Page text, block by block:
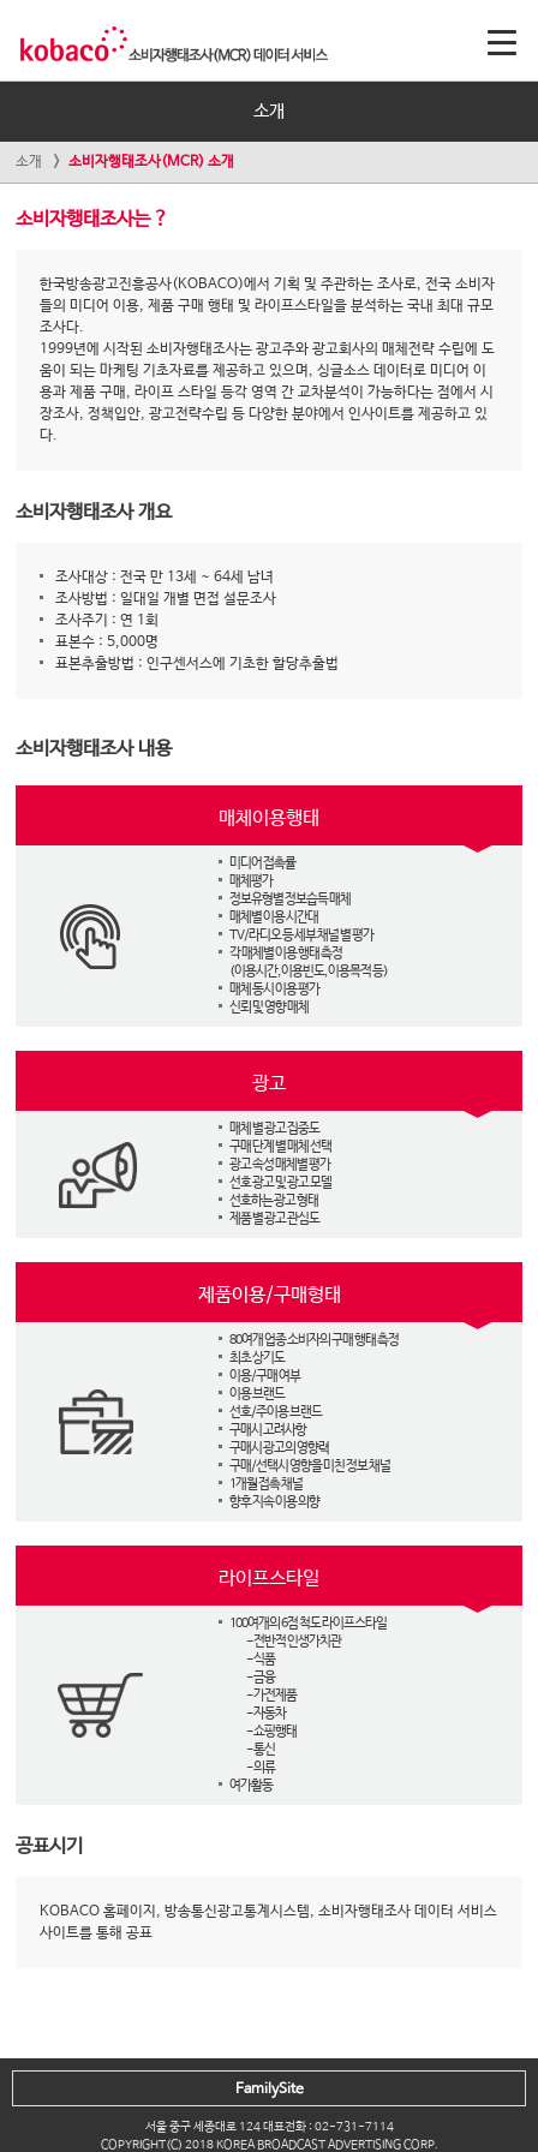
소개
소개 소비자행태조사(MCR) 소개
소비자행태조사는 ?
한국방송광고진흥공사(KOBACO)에서 기획 및 주관하는 조사로, 전국 소비자
들의 미디어 이용, 제품 구매 행태 및 라이프스타일을 분석하는 국내 최대 규모
조사다.
1999년에 시작된 소비자행태조사는 광고주와 광고회사의 매체전략 수립에 도
움이 되는 마케팅 기초자료를 제공하고 있으며, 싱글소스 데이터로 미디어 이
용과 제품 구매, 라이프 스타일 등각 영역 간 교차분석이 가능하다는 점에서 시
장조사, 정책입안, 광고전략수립 등 다양한 분야에서 인사이트를 제공하고 있
다.
소비자행태조사 개요
조사대상 : 전국 만 13세 ~ 64세 남녀
조사방법 : 일대일 개별 면접 설문조사
조사주기 : 연 1회
표본수 : 5,000명
표본추출방법 : 인구센서스에 기초한 할당추출법
소비자행태조사 내용
매체이용행태
미디어 접촉률
매체평가
정보유형별 정보습득 매체
매체별 이용 시간대
TV/라디오 등 세부 채널 별 평가
각 매체별 이용 행태 측정
(이용시간, 이용빈도, 이용목적 등)
매체 동시 이용 평가
신뢰 및 영향 매체
광고
매체 별 광고 집중도
구매 단계 별 매체 선택
광고 속성 매체별 평가
선호 광고 및 광고 모델
선호하는 광고 형태
제품 별 광고 관심도
제품이용/구매형태
80여개 업종 소비자의 구매 행태 측정
최초 상기도
이용/구매 여부
이용 브랜드
선호/주이용 브랜드
구매시 고려사항
구매시 광고의 영향력
구매/선택시 영향을 미친 정보 채널
1개월 접촉 채널
향후 지속 이용 의향
라이프스타일
100여개의 6점 척도 라이프스타일
- 전반적 인생가치관
- 식품
- 금융
- 가전제품
- 자동차
- 쇼핑행태
- 통신
- 의류
여가활동
공표시기
KOBACO 홈페이지, 방송통신광고통계시스템, 소비자행태조사 데이터 서비스
사이트를 통해 공표
서울 중구 세종대로 124 대표전화 : 02-731-7114
COPYRIGHT(C) 2018 KOREA BROADCAST ADVERTISING CORP.
FamilySite